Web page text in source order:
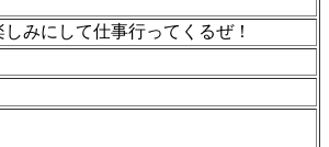
みにして仕事行ってくるぜ！